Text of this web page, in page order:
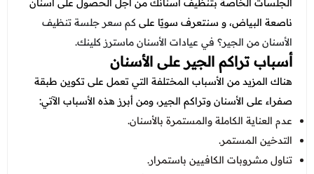
عروض العناية بالشعر
عروض الرجال
عروض جراحات التجميل
عروض قسم الطوارئ
عروض المختبر
عروض الاشعة
عروض الباطنة
عروض العظام
الجلسات الخاصة بتنظيف أسنانك من أجل الحصول على أسنان
ناصعة البياض، و سنتعرف سويًا علىكم سعر جلسة تنظيف
الأسنان من الجير؟ في عيادات الأسنانماسترز كلينك.
أسباب تراكم الجير على الأسنان
هناك المزيد من الأسباب المختلفة التي تعمل على تكوين طبقة
صفراء على الأسنان وتراكم الجير، ومن أبرز هذه الأسباب الآتي:
عدم العناية الكاملة والمستمرة بالأسنان.
التدخين المستمر.
تناول مشروبات الكافيين باستمرار.